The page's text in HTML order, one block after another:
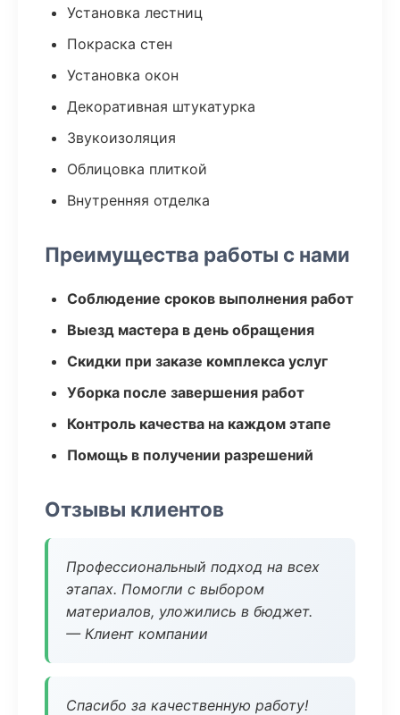
Установка лестниц
Покраска стен
Установка окон
Декоративная штукатурка
Звукоизоляция
Облицовка плиткой
Внутренняя отделка
Преимущества работы с нами
Соблюдение сроков выполнения работ
Выезд мастера в день обращения
Скидки при заказе комплекса услуг
Уборка после завершения работ
Контроль качества на каждом этапе
Помощь в получении разрешений
Отзывы клиентов
Профессиональный подход на всех
этапах. Помогли с выбором
материалов, уложились в бюджет.
— Клиент компании
Спасибо за качественную работу!